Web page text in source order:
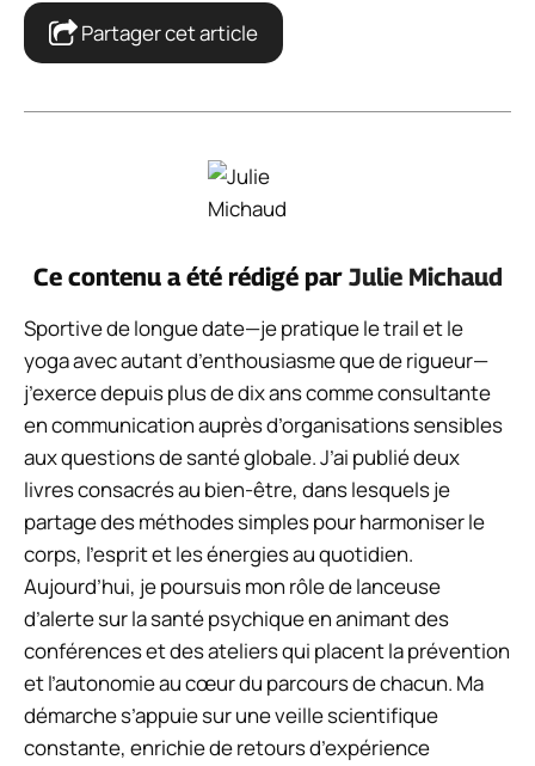
Partager cet article
Ce contenu a été rédigé par Julie Michaud
Sportive de longue date—je pratique le trail et le
yoga avec autant d’enthousiasme que de rigueur—
j’exerce depuis plus de dix ans comme consultante
en communication auprès d’organisations sensibles
aux questions de santé globale. J’ai publié deux
livres consacrés au bien-être, dans lesquels je
partage des méthodes simples pour harmoniser le
corps, l’esprit et les énergies au quotidien.
Aujourd’hui, je poursuis mon rôle de lanceuse
d’alerte sur la santé psychique en animant des
conférences et des ateliers qui placent la prévention
et l’autonomie au cœur du parcours de chacun. Ma
démarche s’appuie sur une veille scientifique
constante, enrichie de retours d’expérience